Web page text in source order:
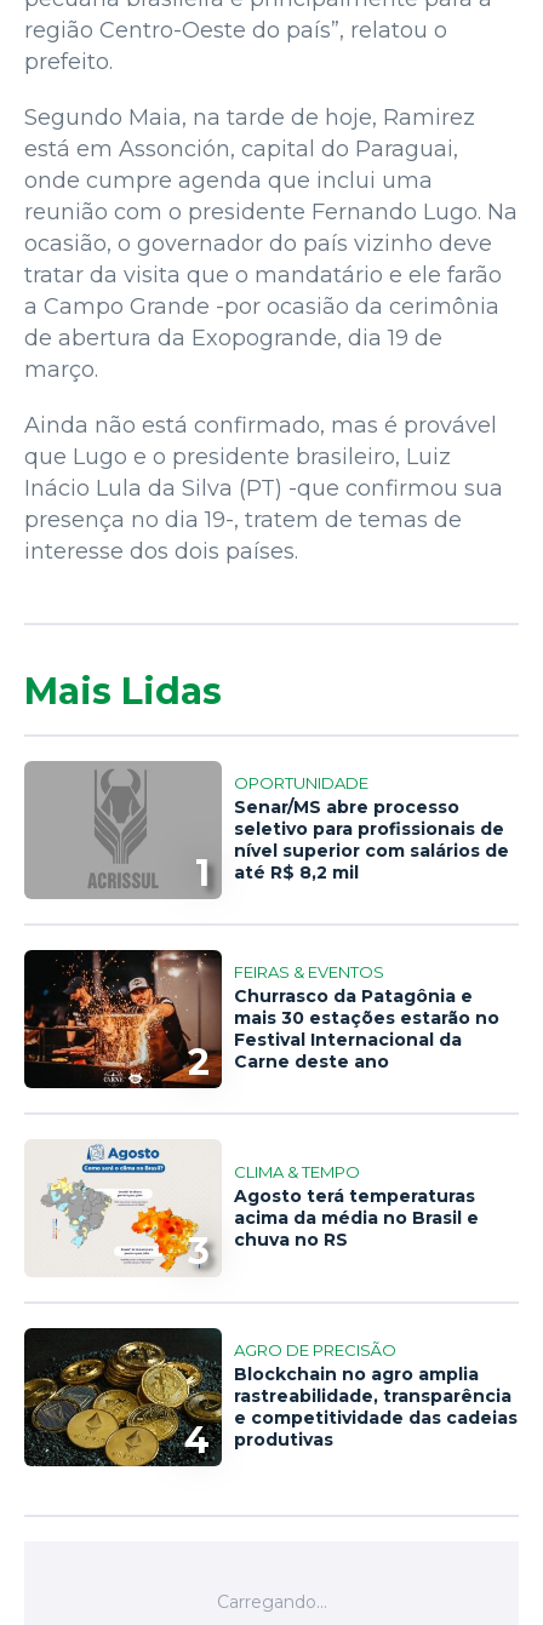
região Centro-Oeste do país”, relatou o
prefeito.
Segundo Maia, na tarde de hoje, Ramirez
está em Assonción, capital do Paraguai,
onde cumpre agenda que inclui uma
reunião com o presidente Fernando Lugo. Na
ocasião, o governador do país vizinho deve
tratar da visita que o mandatário e ele farão
a Campo Grande -por ocasião da cerimônia
de abertura da Exopogrande, dia 19 de
março.
Ainda não está confirmado, mas é provável
que Lugo e o presidente brasileiro, Luiz
Inácio Lula da Silva (PT) -que confirmou sua
presença no dia 19-, tratem de temas de
interesse dos dois países.
Mais Lidas
1
OPORTUNIDADE
Senar/MS abre processo
seletivo para profissionais de
nível superior com salários de
até R$ 8,2 mil
2
FEIRAS & EVENTOS
Churrasco da Patagônia e
mais 30 estações estarão no
Festival Internacional da
Carne deste ano
3
CLIMA & TEMPO
Agosto terá temperaturas
acima da média no Brasil e
chuva no RS
4
AGRO DE PRECISÃO
Blockchain no agro amplia
rastreabilidade, transparência
e competitividade das cadeias
produtivas